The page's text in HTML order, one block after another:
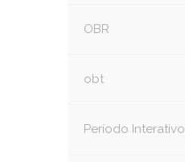
OBR
obt
Período Interativo